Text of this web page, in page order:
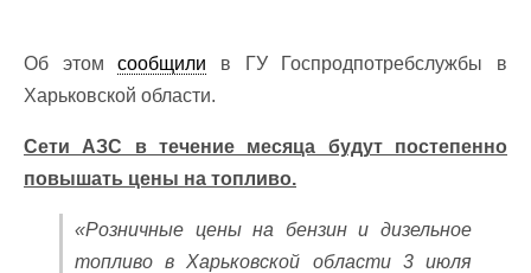
Об этомсообщили в ГУ Госпродпотребслужбы в
Харьковской области.
Сети АЗС в течение месяца будут постепенно
повышать цены на топливо.
«Розничные цены на бензин и дизельное
топливо в Харьковской области 3 июля